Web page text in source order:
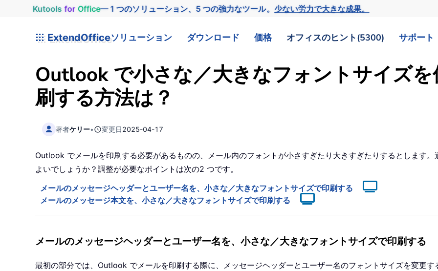
Kutools for Office— 1 つのソリューション、5 つの強力なツール。少ない労力で大きな成果。
ExtendOfficeソリューション ダウンロード 価格 オフィスのヒント(5300) サポート
Outlook で小さな／大きなフォントサイズ
刷する方法は？
著者ケリー• 変更日2025-04-17
Outlook でメールを印刷する必要があるものの、メール内のフォントが小さすぎたり大きすぎたりするとします
よいでしょうか？調整が必要なポイントは次の2 つです。
メールのメッセージヘッダーとユーザー名を、小さな／大きなフォントサイズで印刷する
メールのメッセージ本文を、小さな／大きなフォントサイズで印刷する
メールのメッセージヘッダーとユーザー名を、小さな／大きなフォントサイズで印刷する
最初の部分では、Outlook でメールを印刷する際に、メッセージヘッダーとユーザー名のフォントサイズを変更す